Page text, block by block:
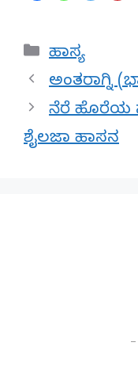
Categories
ಹಾಸ್ಯ
ಅಂತರಾಗ್ನಿ
ನೆರೆ ಹೊರೆಯ
ಶೈಲಜಾ ಹಾಸನ